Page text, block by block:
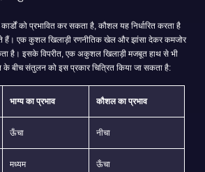
प्रभावित कर सकता है, कौशल यह निर्धारित करता है
हैं। एक कुशल खिलाड़ी रणनीतिक खेल और झांसा देकर कमजोर
है। इसके विपरीत, एक अकुशल खिलाड़ी मजबूत हाथ से भी
है। भाग्य और कौशल के बीच संतुलन को इस प्रकार चित्रित किया जा सकता है:
भाग्य का प्रभाव कौशल का प्रभाव
ऊँचा नीचा
मध्यम ऊँचा